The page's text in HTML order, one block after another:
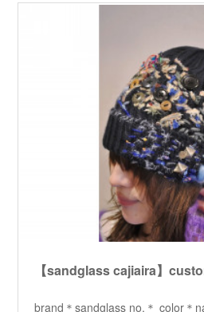
brand＊sandglass no.＊ color＊